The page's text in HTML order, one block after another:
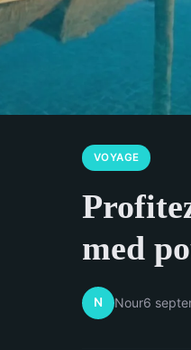
VOYAGE
med
N Nour6